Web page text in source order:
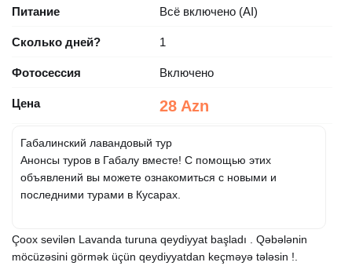
Питание Всё включено (AI)
Сколько дней? 1
Фотосессия Включено
Цена 28 Azn
Габалинский лавандовый тур
Анонсы туров в Габалу вместе! С помощью этих
объявлений вы можете ознакомиться с новыми и
последними турами в Кусарах.
Çoox sevilən Lavanda turuna qeydiyyat başladı . Qəbələnin
möcüzəsini görmək üçün qeydiyyatdan keçməyə tələsin !.